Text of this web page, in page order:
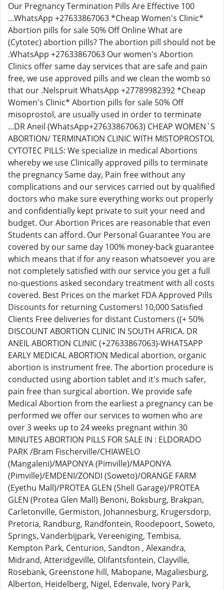
Our Pregnancy Termination Pills Are Effective 100
...WhatsApp +27633867063 *Cheap Women's Clinic*
Abortion pills for sale 50% Off Online What are
(Cytotec) abortion pills? The abortion pill should not be
.WhatsApp +27633867063 Our women's Abortion
Clinics offer same day services that are safe and pain
free, we use approved pills and we clean the womb so
that our .Nelspruit WhatsApp +27789982392 *Cheap
Women's Clinic* Abortion pills for sale 50% Off
misoprostol, are usually used in order to terminate
...DR Aneil (WhatsApp+27633867063) CHEAP WOMEN`S
ABORTION/ TERMINATION CLINIC WITH MISTOPROSTOL
CYTOTEC PILLS: We specialize in medical Abortions
whereby we use Clinically approved pills to terminate
the pregnancy Same day, Pain free without any
complications and our services carried out by qualified
doctors who make sure everything works out properly
and confidentially kept private to suit your need and
budget. Our Abortion Prices are reasonable that even
Students can afford. Our Personal Guarantee You are
covered by our same day 100% money-back guarantee
which means that if for any reason whatsoever you are
not completely satisfied with our service you get a full
no-questions asked secondary treatment with all costs
covered. Best Prices on the market FDA Approved Pills
Discounts for returning Customers! 10,000 Satisfied
Clients Free deliveries for distant Customers ((+ 50%
DISCOUNT ABORTION CLINIC IN SOUTH AFRICA. DR
ANEIL ABORTION CLINIC (+27633867063)-WHATSAPP
EARLY MEDICAL ABORTION Medical abortion, organic
abortion is instrument free. The abortion procedure is
conducted using abortion tablet and it's much safer,
pain free than surgical abortion. We provide safe
Medical Abortion from the earliest a pregnancy can be
performed we offer our services to women who are
over 3 weeks up to 24 weeks pregnant within 30
MINUTES ABORTION PILLS FOR SALE IN : ELDORADO
PARK /Bram Fischerville/CHIAWELO
(Mangaleni)/MAPONYA (Pimville)/MAPONYA
(Pimville)/EMDENI/ZONDI (Soweto)/ORANGE FARM
(Eyethu Mall)/PROTEA GLEN (Shell Garage)/PROTEA
GLEN (Protea Glen Mall) Benoni, Boksburg, Brakpan,
Carletonville, Germiston, Johannesburg, Krugersdorp,
Pretoria, Randburg, Randfontein, Roodepoort, Soweto,
Springs, Vanderbijpark, Vereeniging, Tembisa,
Kempton Park, Centurion, Sandton , Alexandra,
Midrand, Atteridgeville, Olifantsfontein, Clayville,
Rosebank, Greenstone hill, Mabopane, Magaliesburg,
Alberton, Heidelberg, Nigel, Edenvale, Ivory Park,